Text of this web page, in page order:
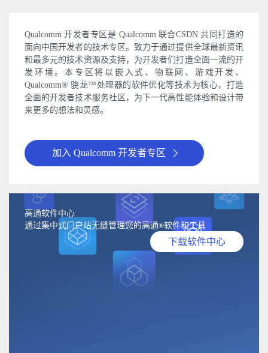
Qualcomm 开发者专区是 Qualcomm 联合CSDN 共同打造的
面向中国开发者的技术专区。致力于通过提供全球最新资讯
和最多元的技术资源及支持，为开发者们打造全面一流的开
发环境。本专区将以嵌入式、物联网、游戏开发、
Qualcomm® 骁龙™处理器的软件优化等技术为核心，打造
全面的开发者技术服务社区，为下一代高性能体验和设计带
来更多的想法和灵感。
加入 Qualcomm 开发者专区
高通软件中心
通过集中式门户站无缝管理您的高通®软件和工具
下载软件中心